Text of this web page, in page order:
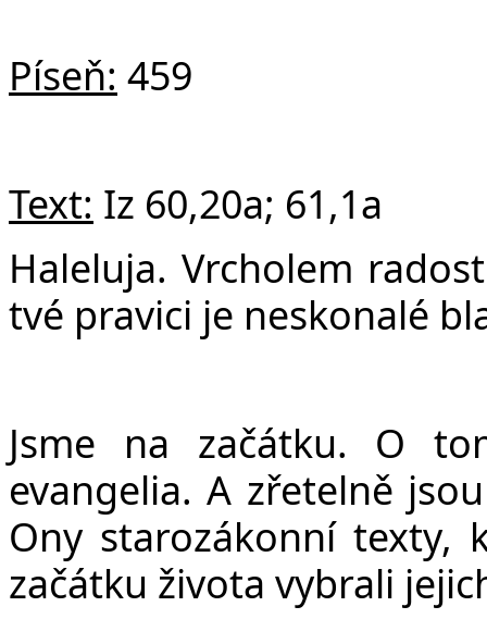
Píseň: 459
Text: Iz 60,20a; 61,1a
Haleluja. Vrcholem
tvé pravici je neskonalé
Jsme na začátku. O
evangelia. A zřetelně
Ony starozákonní texty,
začátku života vybrali